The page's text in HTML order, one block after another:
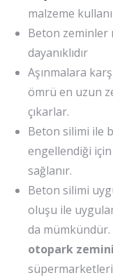
malzeme
Beton zeminler
dayanıklıdır
Aşınmalara
ömrü en uzun
çıkarlar.
Beton silimi ile
engellendiği
sağlanır.
Beton silimi
oluşu ile
da
otopark